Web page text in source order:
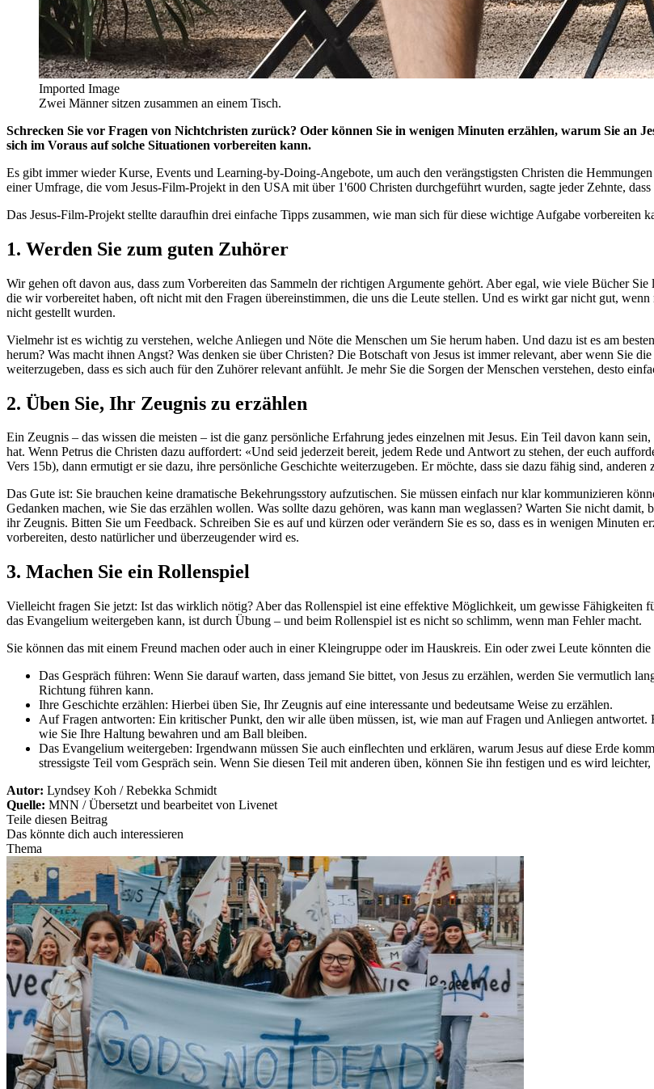
Imported Image
Zwei Männer sitzen zusammen an einem Tisch.
Schrecken Sie vor Fragen von Nichtchristen zurück? Oder können Sie in wenigen Minuten erzählen, warum Sie an
sich im Voraus auf solche Situationen vorbereiten kann.
Es gibt immer wieder Kurse, Events und Learning-by-Doing-Angebote, um auch den verängstigsten Christen die
einer Umfrage, die vom Jesus-Film-Projekt in den USA mit über 1'600 Christen durchgeführt wurden, sagte jeder Zehnte,
Das Jesus-Film-Projekt stellte daraufhin drei einfache Tipps zusammen, wie man sich für diese wichtige Aufgabe vorbereiten
1. Werden Sie zum guten Zuhörer
Wir gehen oft davon aus, dass zum Vorbereiten das Sammeln der richtigen Argumente gehört. Aber egal, wie viele Bücher
die wir vorbereitet haben, oft nicht mit den Fragen übereinstimmen, die uns die Leute stellen. Und es wirkt gar nicht gut,
nicht gestellt wurden.
Vielmehr ist es wichtig zu verstehen, welche Anliegen und Nöte die Menschen um Sie herum haben. Und dazu ist es am
herum? Was macht ihnen Angst? Was denken sie über Christen? Die Botschaft von Jesus ist immer relevant, aber wenn Sie
weiterzugeben, dass es sich auch für den Zuhörer relevant anfühlt. Je mehr Sie die Sorgen der Menschen verstehen, desto
2. Üben Sie, Ihr Zeugnis zu erzählen
Ein Zeugnis – das wissen die meisten – ist die ganz persönliche Erfahrung jedes einzelnen mit Jesus. Ein Teil davon kann
hat. Wenn Petrus die Christen dazu auffordert: «Und seid jederzeit bereit, jedem Rede und Antwort zu stehen, der euch
Vers 15b), dann ermutigt er sie dazu, ihre persönliche Geschichte weiterzugeben. Er möchte, dass sie dazu fähig sind, anderen
Das Gute ist: Sie brauchen keine dramatische Bekehrungsstory aufzutischen. Sie müssen einfach nur klar kommunizieren
Gedanken machen, wie Sie das erzählen wollen. Was sollte dazu gehören, was kann man weglassen? Warten Sie nicht
ihr Zeugnis. Bitten Sie um Feedback. Schreiben Sie es auf und kürzen oder verändern Sie es so, dass es in wenigen
vorbereiten, desto natürlicher und überzeugender wird es.
3. Machen Sie ein Rollenspiel
Vielleicht fragen Sie jetzt: Ist das wirklich nötig? Aber das Rollenspiel ist eine effektive Möglichkeit, um gewisse Fähigkeiten
das Evangelium weitergeben kann, ist durch Übung – und beim Rollenspiel ist es nicht so schlimm, wenn man Fehler macht.
Sie können das mit einem Freund machen oder auch in einer Kleingruppe oder im Hauskreis. Ein oder zwei Leute könnten
Das Gespräch führen: Wenn Sie darauf warten, dass jemand Sie bittet, von Jesus zu erzählen, werden Sie vermutlich
Richtung führen kann.
Ihre Geschichte erzählen: Hierbei üben Sie, Ihr Zeugnis auf eine interessante und bedeutsame Weise zu erzählen.
Auf Fragen antworten: Ein kritischer Punkt, den wir alle üben müssen, ist, wie man auf Fragen und Anliegen
wie Sie Ihre Haltung bewahren und am Ball bleiben.
Das Evangelium weitergeben: Irgendwann müssen Sie auch einflechten und erklären, warum Jesus auf diese Erde
stressigste Teil vom Gespräch sein. Wenn Sie diesen Teil mit anderen üben, können Sie ihn festigen und es wird
Autor: Lyndsey Koh / Rebekka Schmidt
Quelle: MNN / Übersetzt und bearbeitet von Livenet
Teile diesen Beitrag
Das könnte dich auch interessieren
Thema